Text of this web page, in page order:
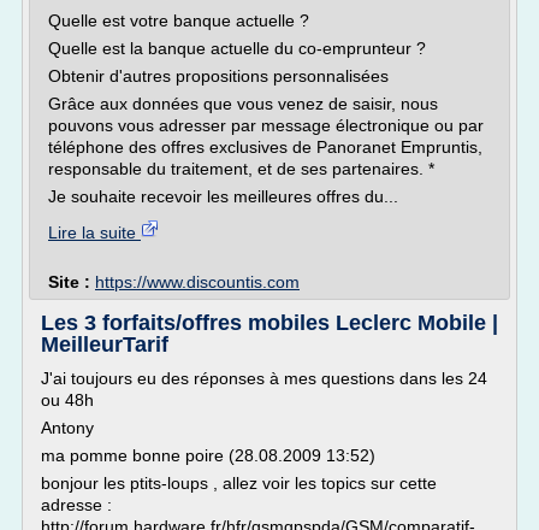
Quelle est votre banque actuelle ?
Quelle est la banque actuelle du co-emprunteur ?
Obtenir d'autres propositions personnalisées
Grâce aux données que vous venez de saisir, nous
pouvons vous adresser par message électronique ou par
téléphone des offres exclusives de Panoranet Empruntis,
responsable du traitement, et de ses partenaires. *
Je souhaite recevoir les meilleures offres du...
Lire la suite
Site : https://www.discountis.com
Les 3 forfaits/offres mobiles Leclerc Mobile |
MeilleurTarif
J'ai toujours eu des réponses à mes questions dans les 24
ou 48h
Antony
ma pomme bonne poire (28.08.2009 13:52)
bonjour les ptits-loups , allez voir les topics sur cette
adresse :